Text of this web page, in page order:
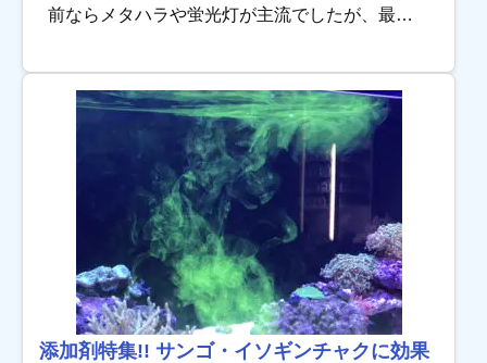
前ならメタハラや蛍光灯が主流でしたが、最近
ます。 メタハラと比べると長持ちしコスパもよ
いLE […]
添加剤特集!! サンゴ・イソギンチャクに効果